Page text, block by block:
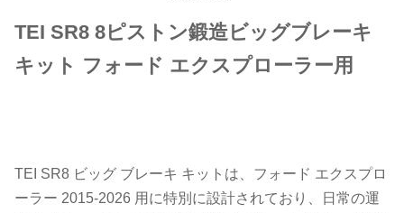
TEI SR8 8ピストン鍛造ビッグブレーキ
キット フォード エクスプローラー用
TEI SR8 ビッグ ブレーキ キットは、フォード エクスプロ
ーラー 2015-2026 用に特別に設計されており、日常の運